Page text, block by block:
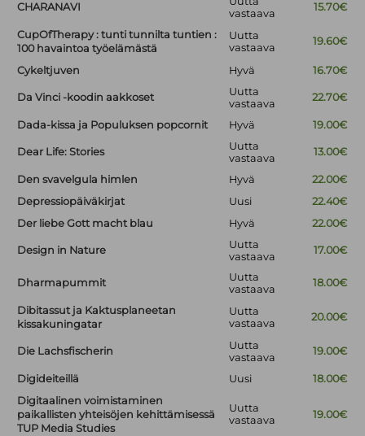
CHARANAVI
vastaava
15.70€
CupOfTherapy : tunti tunnilta tuntien :
100 havaintoa työelämästä
Uutta
vastaava
19.60€
Cykeltjuven Hyvä 16.70€
Da Vinci -koodin aakkoset
Uutta
vastaava
22.70€
Dada-kissa ja Populuksen popcornit Hyvä 19.00€
Dear Life: Stories
Uutta
vastaava
13.00€
Den svavelgula himlen Hyvä
22.00€
Depressiopäiväkirjat
Uusi
22.40€
Der liebe Gott macht blau
Hyvä 22.00€
Design in Nature
Uutta
vastaava
17.00€
Dharmapummit
Uutta
vastaava
18.00€
Dibitassut ja Kaktusplaneetan
kissakuningatar
Uutta
vastaava
20.00€
Die Lachsfischerin
Uutta
vastaava
19.00€
Digideiteillä Uusi
18.00€
Digitaalinen voimistaminen
paikallisten yhteisöjen kehittämisessä
TUP Media Studies
Uutta
vastaava
19.00€